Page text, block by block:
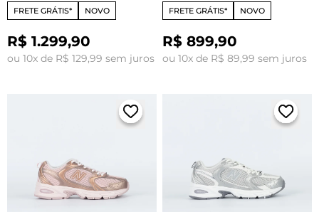
FRETE GRÁTIS* NOVO
R$ 1.299,90
ou 10x de R$ 129,99 sem juros
FRETE GRÁTIS* NOVO
R$ 899,90
ou 10x de R$ 89,99 sem juros